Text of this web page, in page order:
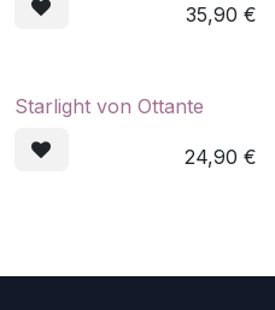
35,90 €
Starlight von Ottante
24,90 €